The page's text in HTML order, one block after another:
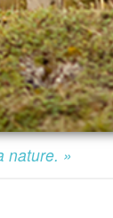
nature. »